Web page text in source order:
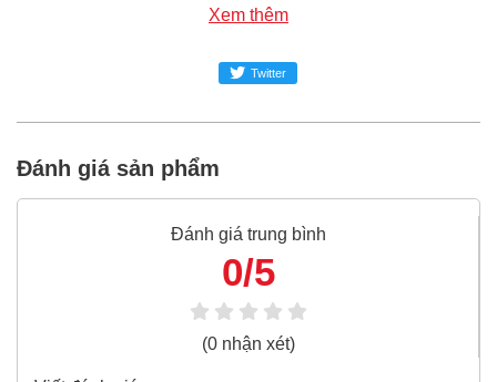
SUPER-MRO.COM cam kết:
Đầu tuýp đen 6 cạnh 1" Sata 34807 19mm
hãng
Bao 1 đổi 1 trong 24 giờ
Nếu bạn cần thêm thông tin của
1" Sata 34807 19mmxin vui lòng liên hệ hotline -
hoặc zalo -0868.603.068
Xem thêm
Twitter
Đánh giá sản phẩm
Đánh giá trung bình
0/5
(0 nhận xét)